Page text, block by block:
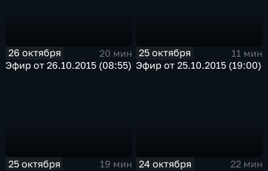
26 октября
20 мин
Эфир от 26.10.2015 (08:55)
25 октября
11 мин
Эфир от 25.10.2015 (19:00)
25 октября
19 мин
24 октября
22 мин